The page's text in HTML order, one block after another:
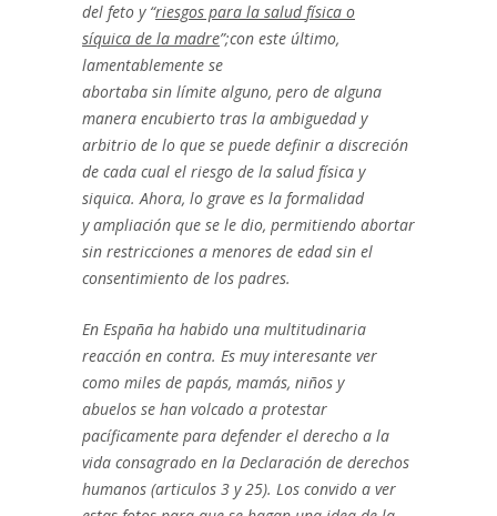
del feto y “riesgos para la salud física o
síquica de la madre”;con este último,
lamentablemente se
abortaba sin límite alguno, pero de alguna
manera encubierto tras la ambiguedad y
arbitrio de lo que se puede definir a discreción
de cada cual el riesgo de la salud física y
siquica. Ahora, lo grave es la formalidad
y ampliación que se le dio, permitiendo abortar
sin restricciones a menores de edad sin el
consentimiento de los padres.
En España ha habido una multitudinaria
reacción en contra. Es muyinteresante ver
como miles de papás, mamás, niños y
abuelos se han volcado a protestar
pacíficamente para defender el derecho a la
vida consagrado en la Declaración de derechos
humanos (articulos 3 y 25). Los convido a ver